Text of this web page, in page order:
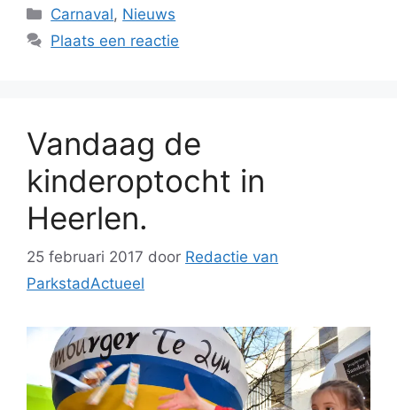
Categorieën
Carnaval, Nieuws
Plaats een reactie
Vandaag de
kinderoptocht in
Heerlen.
25 februari 2017 door Redactie van
ParkstadActueel